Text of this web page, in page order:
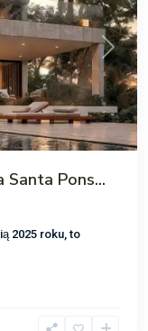
Pons...
2025 roku, to